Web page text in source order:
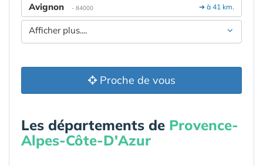
➔ à 41 km.
Avignon - 84000
Afficher plus....
Proche de vous
Les départements de Provence-
Alpes-Côte-D'Azur